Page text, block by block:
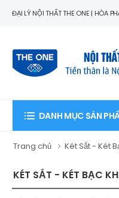
ĐẠI LÝ NỘI THẤT THE ONE | HÒA
DANH MỤC SẢN
Trang chủ Két Sắt - Két
KÉT SẮT - KÉT BẠC